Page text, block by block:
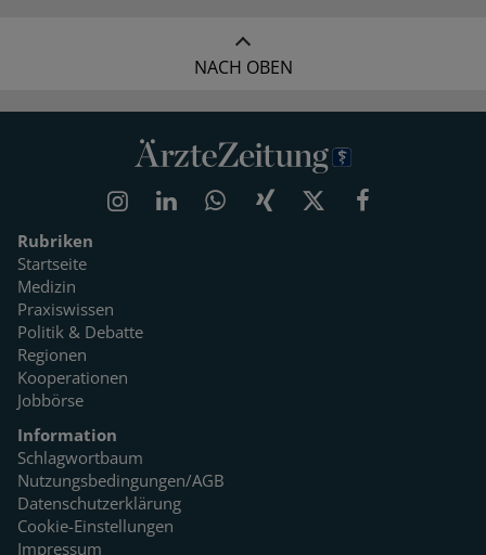
NACH OBEN
Rubriken
Startseite
Medizin
Praxiswissen
Politik & Debatte
Regionen
Kooperationen
Jobbörse
Information
Schlagwortbaum
Nutzungsbedingungen/AGB
Datenschutzerklärung
Cookie-Einstellungen
Impressum